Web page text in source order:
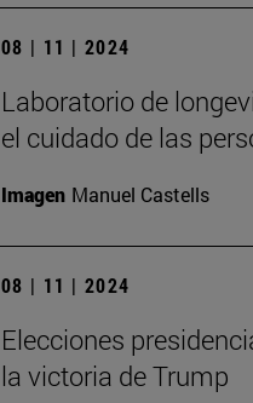
08 | 11 | 2024
Laboratorio de
el cuidado de las
Imagen Manuel Castells
08 | 11 | 2024
Elecciones
la victoria de Trump